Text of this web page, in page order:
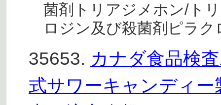
菌剤トリアジメホン/ト
ロジン及び殺菌剤ピラ
35653. カナダ食品検
式サワーキャンディ